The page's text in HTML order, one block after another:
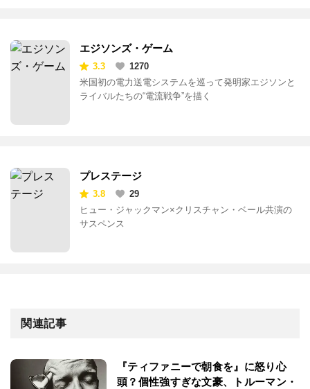
エジソンズ・ゲーム
3.3
1270
米国初の電力送電システムを巡って発明家エジソンと
ライバルたちの“電流戦争”を描く
プレステージ
3.8
29
ヒュー・ジャックマン×クリスチャン・ベール共演の
サスペンス
関連記事
『ティファニーで朝食を』に怒り心
頭？個性強すぎな文豪、トルーマン・